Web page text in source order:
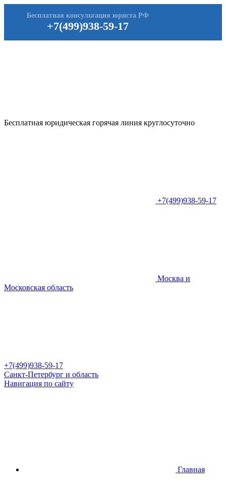
+7(499)938-59-17
Бесплатная консультация юриста РФ
Бесплатная юридическая горячая линия круглосуточно
+7(499)938-59-17
Москва и
Московская область
+7(499)938-59-17
Санкт-Петербург и область
Навигация по сайту
Главная